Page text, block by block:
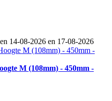
14-08-2026 en 17-08-2026
M (108mm) - 450mm -